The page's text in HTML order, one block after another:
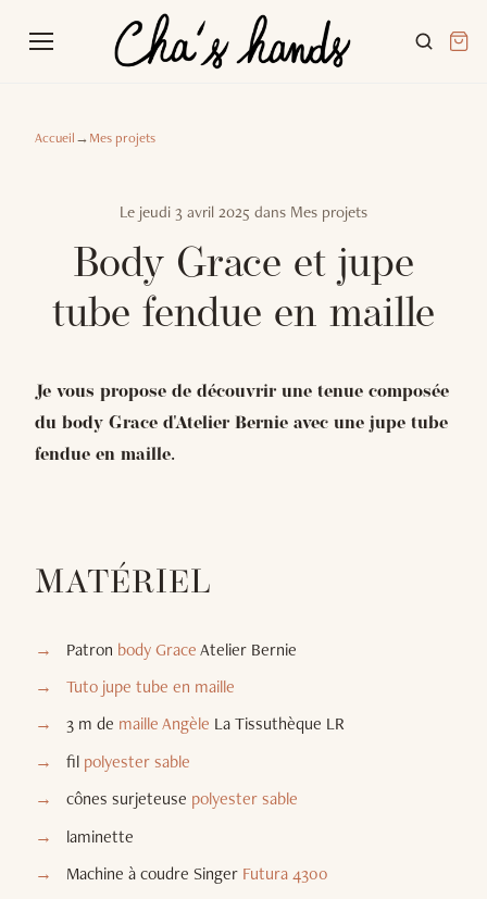
Accueil→Mes projets
Le jeudi 3 avril 2025 dans Mes projets
Body Grace et jupe
tube fendue en maille
Je vous propose de découvrir une tenue composée
du body Grace d'Atelier Bernie avec une jupe tube
fendue en maille.
MATÉRIEL
Patron body GraceAtelier Bernie
Tuto jupe tube en maille
3 m de maille Angèle La Tissuthèque LR
fil polyester sable
cônes surjeteuse polyester sable
laminette
Machine à coudre Singer Futura 4300